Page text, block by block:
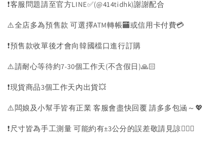
❗️客服問題請至官方LINE✅(@414tidhk)謝謝配合
⚠️全店多為預售款 可選擇ATM轉帳🏧或信用卡付費💳
❗️預售款收單後才會向韓國檔口進行訂購
⚠️請耐心等待約7-30個工作天(不含假日)🙏🏻
❗️現貨商品3個工作天內出貨💥
⚠️闆娘及小幫手皆有正業 客服會盡快回覆 請多多包涵～💖
❗️尺寸皆為手工測量 可能約有±3公分的誤差敬請見諒🙇🏻‍♀️